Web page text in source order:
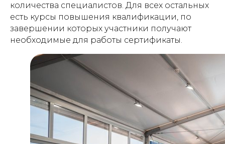
количества специалистов. Для всех остальных
есть курсы повышения квалификации, по
завершении которых участники получают
необходимые для работы сертификаты.